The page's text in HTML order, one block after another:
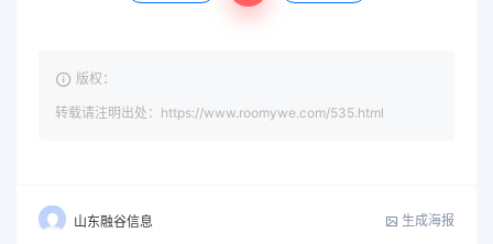
版权：
转载请注明出处：https://www.roomywe.com/535.html
山东融谷信息 生成海报